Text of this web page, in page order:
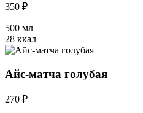
350 ₽
500 мл
28 ккал
Айс-матча голубая
270 ₽